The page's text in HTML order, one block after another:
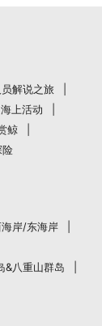
解说之旅
海上活动
鲸
险
岸/东海岸
&八重山群岛